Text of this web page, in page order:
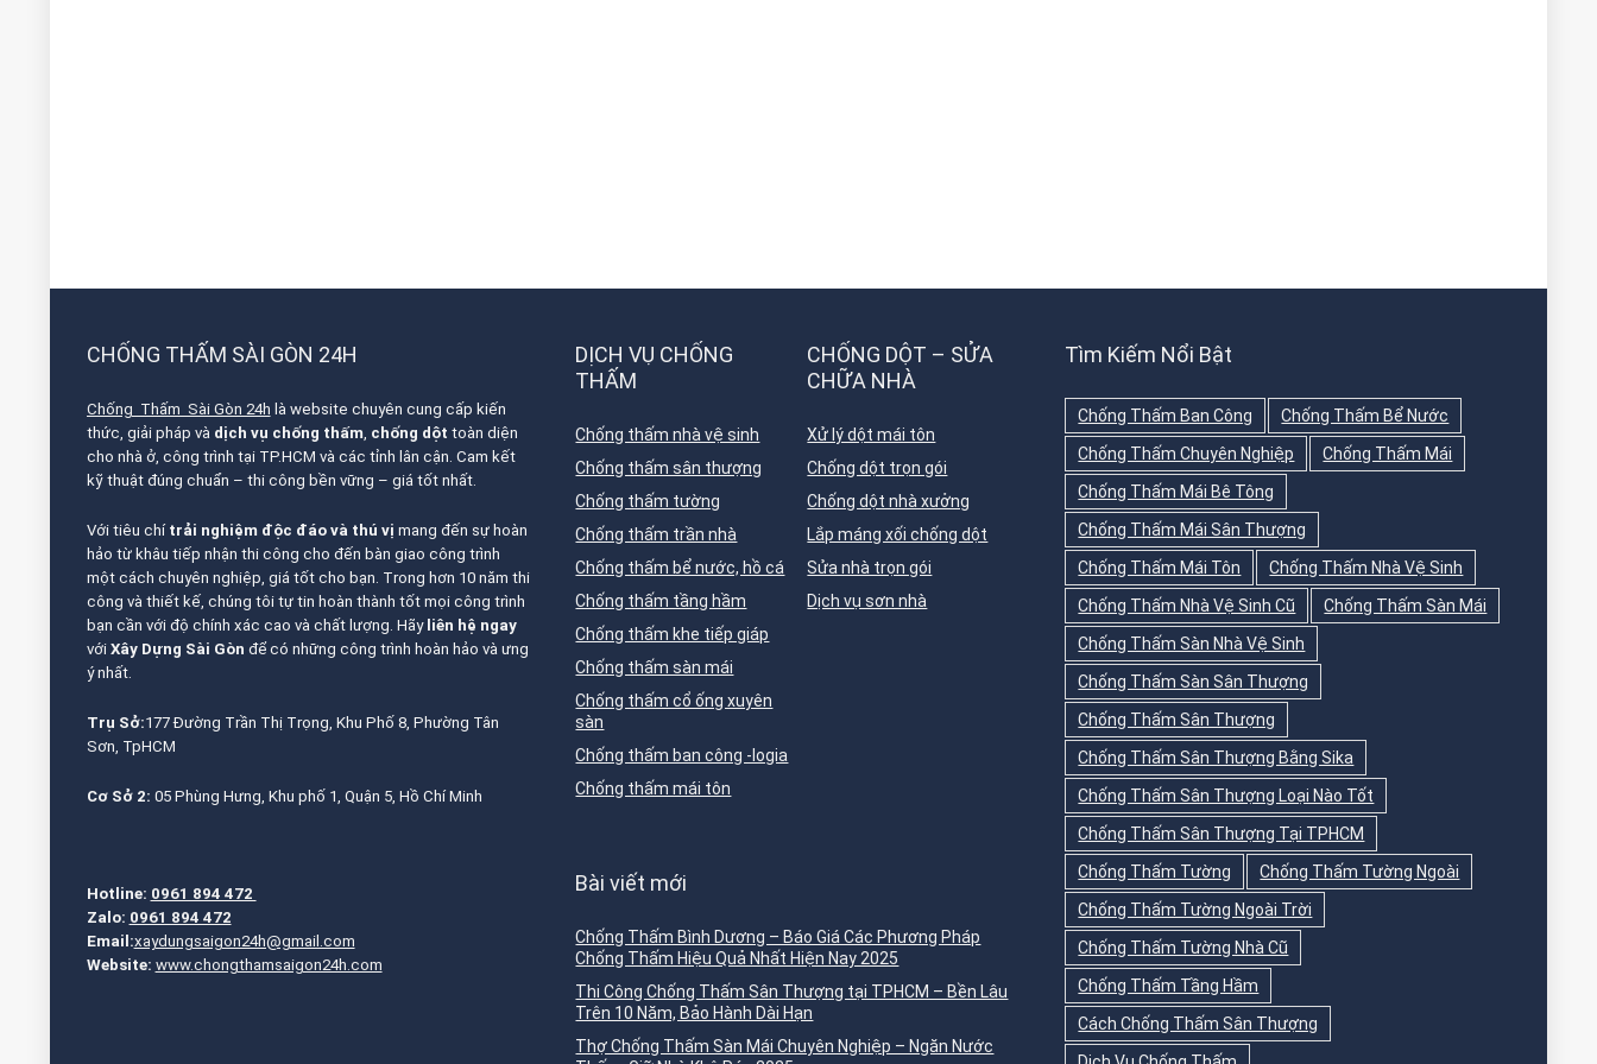
CHỐNG THẤM SÀI GÒN 24H
Chống Thấm Sài Gòn 24h là website chuyên cung cấp kiến
thức, giải pháp và dịch vụ chống thấm, chống dột toàn diện
cho nhà ở, công trình tại TP.HCM và các tỉnh lân cận. Cam kết
kỹ thuật đúng chuẩn – thi công bền vững – giá tốt nhất.
Với tiêu chí trải nghiệm độc đáo và thú vị mang đến sự hoàn
hảo từ khâu tiếp nhận thi công cho đến bàn giao công trình
một cách chuyên nghiệp, giá tốt cho bạn. Trong hơn 10 năm thi
công và thiết kế, chúng tôi tự tin hoàn thành tốt mọi công trình
bạn cần với độ chính xác cao và chất lượng. Hãy liên hệ ngay
với Xây Dựng Sài Gòn để có những công trình hoàn hảo và ưng
ý nhất.
Trụ Sở:177 Đường Trần Thị Trọng, Khu Phố 8, Phường Tân
Sơn, TpHCM
Cơ Sở 2: 05 Phùng Hưng, Khu phố 1, Quận 5, Hồ Chí Minh
Hotline: 0961 894 472
Zalo: 0961 894 472
Email:xaydungsaigon24h@gmail.com
Website: www.chongthamsaigon24h.com
DỊCH VỤ CHỐNG
THẤM
Chống thấm nhà vệ sinh
Chống thấm sân thượng
Chống thấm tường
Chống thấm trần nhà
Chống thấm bể nước, hồ cá
Chống thấm tầng hầm
Chống thấm khe tiếp giáp
Chống thấm sàn mái
Chống thấm cổ ống xuyên
sàn
Chống thấm ban công -logia
Chống thấm mái tôn
CHỐNG DỘT – SỬA
CHỮA NHÀ
Xử lý dột mái tôn
Chống dột trọn gói
Chống dột nhà xưởng
Lắp máng xối chống dột
Sửa nhà trọn gói
Dịch vụ sơn nhà
Bài viết mới
Chống Thấm Bình Dương – Báo Giá Các Phương Pháp
Chống Thấm Hiệu Quả Nhất Hiện Nay 2025
Thi Công Chống Thấm Sân Thượng tại TPHCM – Bền Lâu
Trên 10 Năm, Bảo Hành Dài Hạn
Thợ Chống Thấm Sàn Mái Chuyên Nghiệp – Ngăn Nước
Tìm Kiếm Nổi Bật
Chống Thấm Ban Công
Chống Thấm Bể Nước
Chống Thấm Chuyên Nghiệp
Chống Thấm Mái
Chống Thấm Mái Bê Tông
Chống Thấm Mái Sân Thượng
Chống Thấm Mái Tôn
Chống Thấm Nhà Vệ Sinh
Chống Thấm Nhà Vệ Sinh Cũ
Chống Thấm Sàn Mái
Chống Thấm Sàn Nhà Vệ Sinh
Chống Thấm Sàn Sân Thượng
Chống Thấm Sân Thượng
Chống Thấm Sân Thượng Bằng Sika
Chống Thấm Sân Thượng Loại Nào Tốt
Chống Thấm Sân Thượng Tại TPHCM
Chống Thấm Tường
Chống Thấm Tường Ngoài
Chống Thấm Tường Ngoài Trời
Chống Thấm Tường Nhà Cũ
Chống Thấm Tầng Hầm
Cách Chống Thấm Sân Thượng